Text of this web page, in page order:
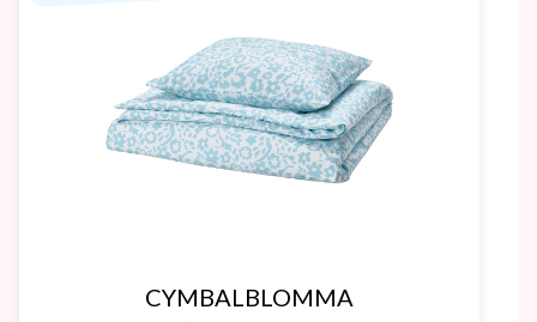
CYMBALBLOMMA